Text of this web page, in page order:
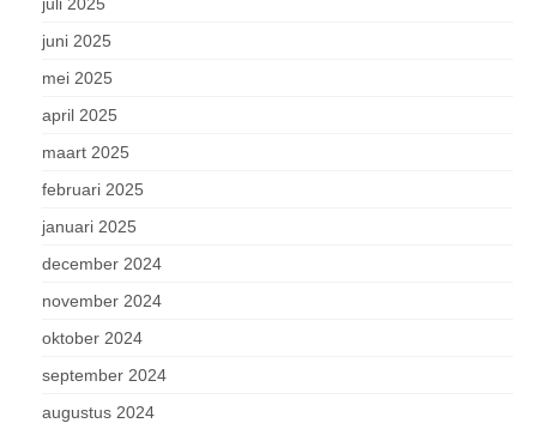
juni 2025
mei 2025
april 2025
maart 2025
februari 2025
januari 2025
december 2024
november 2024
oktober 2024
september 2024
augustus 2024